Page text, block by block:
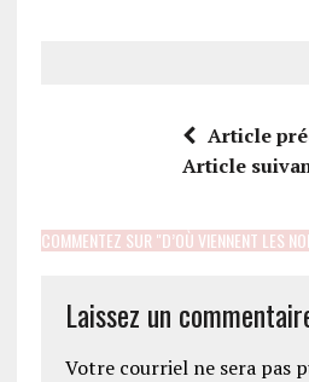
Article
Article
COMMENTEZ SUR "D’OÙ VIENNENT LES
Laissez un
Votre courriel ne sera pas